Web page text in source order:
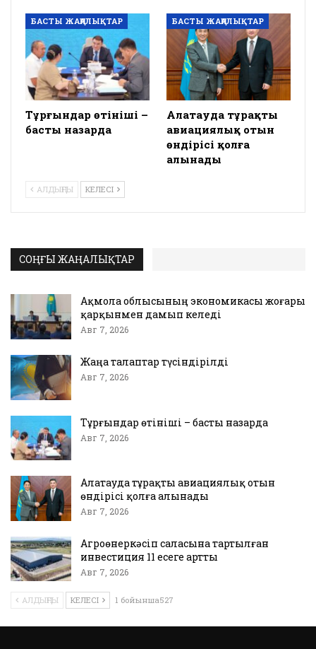
БАСТЫ ЖАҢАЛЫҚТАР
Тұрғындар өтініші –
басты назарда
БАСТЫ ЖАҢАЛЫҚТАР
Алатауда тұрақты
авиациялық отын
өндірісі қолға
алынады
АЛДЫҢҒЫ КЕЛЕСІ
СОҢҒЫ ЖАҢАЛЫҚТАР
Ақмола облысының экономикасы жоғары
қарқынмен дамып келеді
Авг 7, 2026
Жаңа талаптар түсіндірілді
Авг 7, 2026
Тұрғындар өтініші – басты назарда
Авг 7, 2026
Алатауда тұрақты авиациялық отын
өндірісі қолға алынады
Авг 7, 2026
Агроөнеркәсіп саласына тартылған
инвестиция 11 есеге артты
Авг 7, 2026
АЛДЫҢҒЫ КЕЛЕСІ 1 бойынша527